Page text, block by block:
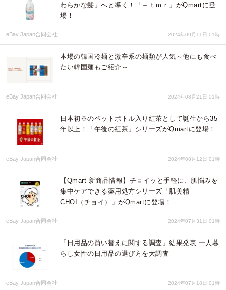
わらかな髪」へと導く！「＋ｔｍｒ」がQmartに登
場！
eBay Japan合同会社 2024年09月11日 01時
本場の韓国冷麺と激辛系の麺類が人気～他にも食べ
たい韓国麺もご紹介～
eBay Japan合同会社 2024年08月21日 01時
日本初※のペットボトル入り紅茶として誕生から35
年以上！「午後の紅茶」シリーズがQmartに登場！
eBay Japan合同会社 2024年08月12日 01時
【Qmart 新商品情報】チョイッと手軽に、肌悩みを
集中ケアできる薬用処方シリーズ「肌美精
CHOI（チョイ）」がQmartに登場！
eBay Japan合同会社 2024年07月31日 01時
「日用品の買い替えに関する調査」結果発表 一人暮
らし女性の日用品の選び方を大調査
eBay Japan合同会社 2024年07月18日 01時